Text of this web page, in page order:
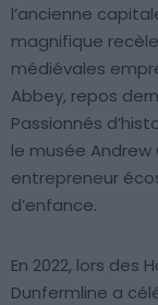
l’ancienne
magnifique
médiévales
Abbey, repos
Passionnés
le musée
entrepreneur
d’enfance.
En 2022, lors des
Dunfermline a